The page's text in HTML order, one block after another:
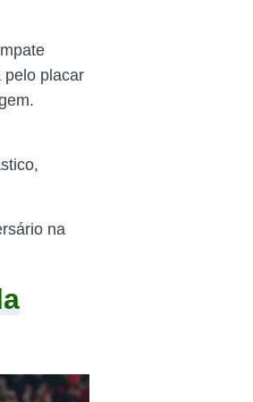
pelo placar
na